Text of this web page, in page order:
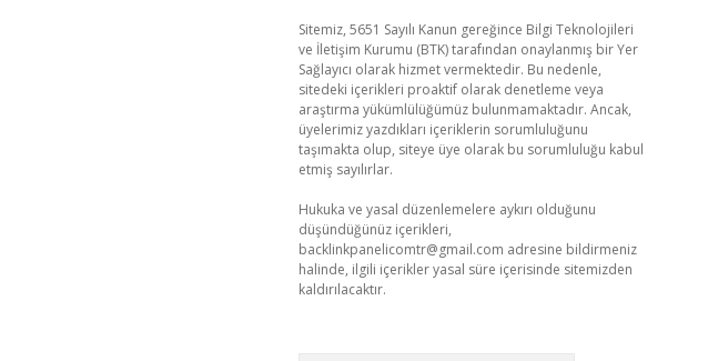
Sitemiz, 5651 Sayılı Kanun gereğince Bilgi Teknolojileri
ve İletişim Kurumu (BTK) tarafından onaylanmış bir Yer
Sağlayıcı olarak hizmet vermektedir. Bu nedenle,
sitedeki içerikleri proaktif olarak denetleme veya
araştırma yükümlülüğümüz bulunmamaktadır. Ancak,
üyelerimiz yazdıkları içeriklerin sorumluluğunu
taşımakta olup, siteye üye olarak bu sorumluluğu kabul
etmiş sayılırlar.
Hukuka ve yasal düzenlemelere aykırı olduğunu
düşündüğünüz içerikleri,
backlinkpanelicomtr@gmail.com adresine bildirmeniz
halinde, ilgili içerikler yasal süre içerisinde sitemizden
kaldırılacaktır.